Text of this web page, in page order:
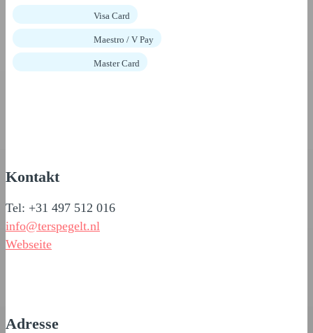
Visa Card
Maestro / V Pay
Master Card
Kontakt
Tel: +31 497 512 016
info@terspegelt.nl
Webseite
Adresse